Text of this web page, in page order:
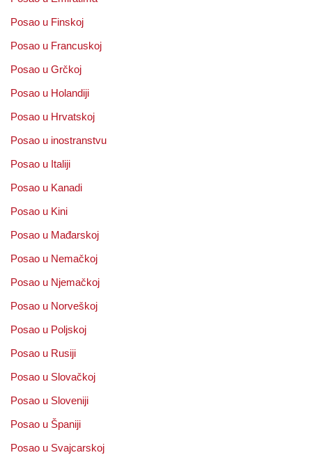
Posao u Finskoj
Posao u Francuskoj
Posao u Grčkoj
Posao u Holandiji
Posao u Hrvatskoj
Posao u inostranstvu
Posao u Italiji
Posao u Kanadi
Posao u Kini
Posao u Mađarskoj
Posao u Nemačkoj
Posao u Njemačkoj
Posao u Norveškoj
Posao u Poljskoj
Posao u Rusiji
Posao u Slovačkoj
Posao u Sloveniji
Posao u Španiji
Posao u Svajcarskoj